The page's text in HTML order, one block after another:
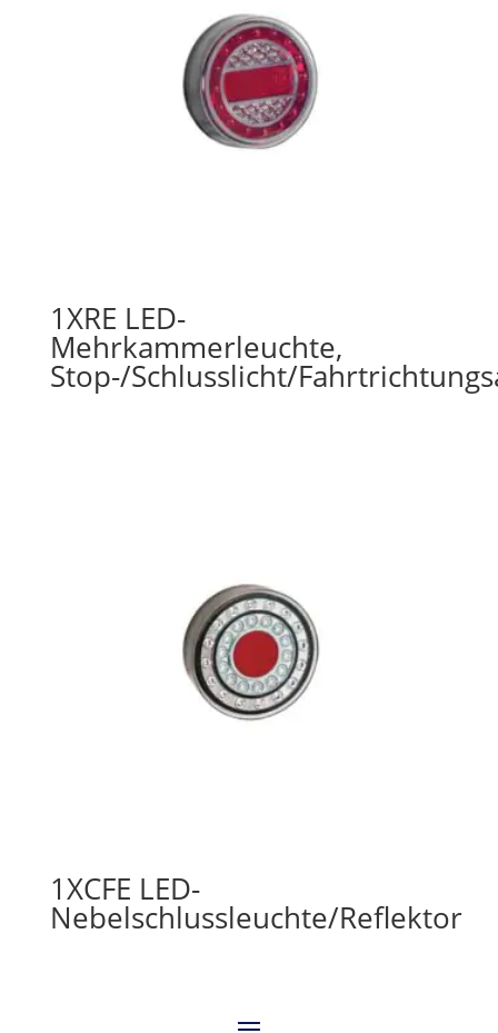
1XRE LED-
Mehrkammerleuchte,
Stop-/Schlusslicht/
1XCFE LED-
Nebelschlussleuchte/Reflektor